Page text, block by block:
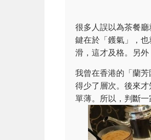
很多人誤以為茶餐
鍵在於「鑊氣」，
滑，這才及格。另
我曾在香港的「蘭
得少了層次。後來
單薄。所以，判斷一